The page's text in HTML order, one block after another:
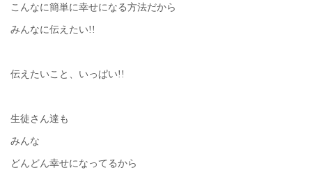
こんなに簡単に幸せになる方法だから
みんなに伝えたい!!
伝えたいこと、いっぱい!!
生徒さん達も
みんな
どんどん幸せになってるから